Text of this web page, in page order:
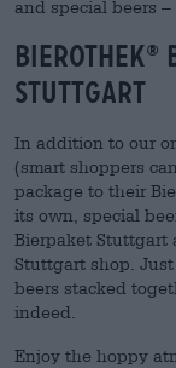
and special beers
Bierothek®
Stuttgart
In addition to our
(smart shoppers
package to their
its own, special
Bierpaket Stuttgart
Stuttgart shop.
beers stacked
indeed.
Enjoy the hoppy